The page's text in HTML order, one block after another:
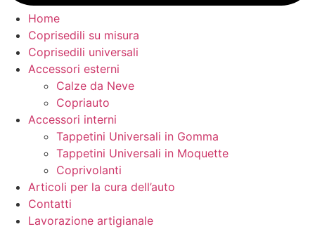
Home
Coprisedili su misura
Coprisedili universali
Accessori esterni
Calze da Neve
Copriauto
Accessori interni
Tappetini Universali in Gomma
Tappetini Universali in Moquette
Coprivolanti
Articoli per la cura dell’auto
Contatti
Lavorazione artigianale